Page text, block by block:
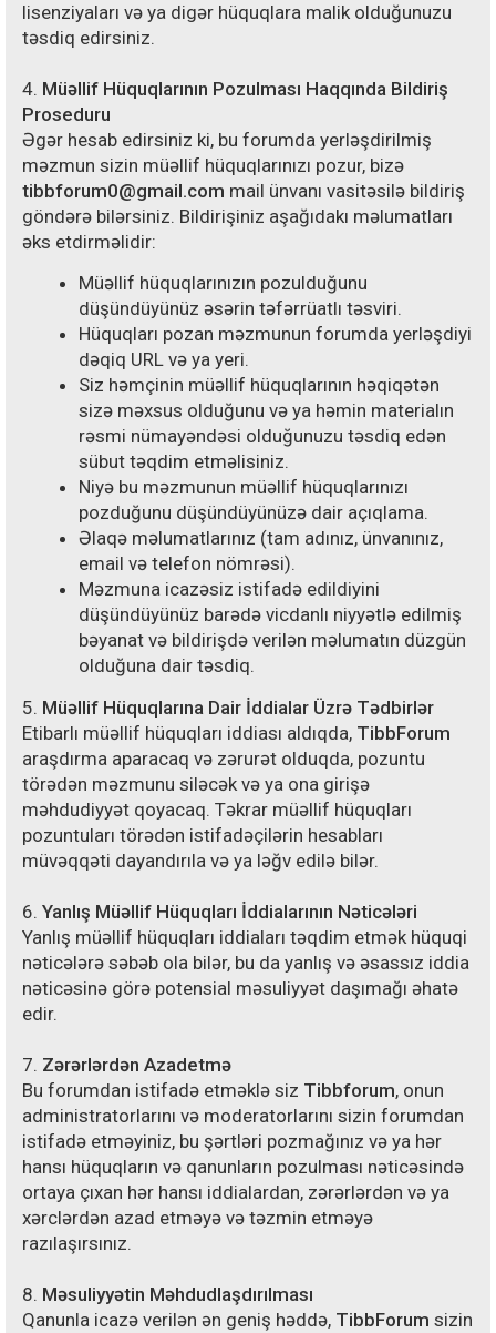
lisenziyaları və ya digər hüquqlara malik olduğunuzu
təsdiq edirsiniz.
4. Müəllif Hüquqlarının Pozulması Haqqında Bildiriş
Proseduru
Əgər hesab edirsiniz ki, bu forumda yerləşdirilmiş
məzmun sizin müəllif hüquqlarınızı pozur, bizə
tibbforum0@gmail.com mail ünvanı vasitəsilə bildiriş
göndərə bilərsiniz. Bildirişiniz aşağıdakı məlumatları
əks etdirməlidir:
Müəllif hüquqlarınızın pozulduğunu
düşündüyünüz əsərin təfərrüatlı təsviri.
Hüquqları pozan məzmunun forumda yerləşdiyi
dəqiq URL və ya yeri.
Siz həmçinin müəllif hüquqlarının həqiqətən
sizə məxsus olduğunu və ya həmin materialın
rəsmi nümayəndəsi olduğunuzu təsdiq edən
sübut təqdim etməlisiniz.
Niyə bu məzmunun müəllif hüquqlarınızı
pozduğunu düşündüyünüzə dair açıqlama.
Əlaqə məlumatlarınız (tam adınız, ünvanınız,
email və telefon nömrəsi).
Məzmuna icazəsiz istifadə edildiyini
düşündüyünüz barədə vicdanlı niyyətlə edilmiş
bəyanat və bildirişdə verilən məlumatın düzgün
olduğuna dair təsdiq.
5. Müəllif Hüquqlarına Dair İddialar Üzrə Tədbirlər
Etibarlı müəllif hüquqları iddiası aldıqda, TibbForum
araşdırma aparacaq və zərurət olduqda, pozuntu
törədən məzmunu siləcək və ya ona girişə
məhdudiyyət qoyacaq. Təkrar müəllif hüquqları
pozuntuları törədən istifadəçilərin hesabları
müvəqqəti dayandırıla və ya ləğv edilə bilər.
6. Yanlış Müəllif Hüquqları İddialarının Nəticələri
Yanlış müəllif hüquqları iddiaları təqdim etmək hüquqi
nəticələrə səbəb ola bilər, bu da yanlış və əsassız iddia
nəticəsinə görə potensial məsuliyyət daşımağı əhatə
edir.
7. Zərərlərdən Azadetmə
Bu forumdan istifadə etməklə siz Tibbforum, onun
administratorlarını və moderatorlarını sizin forumdan
istifadə etməyiniz, bu şərtləri pozmağınız və ya hər
hansı hüquqların və qanunların pozulması nəticəsində
ortaya çıxan hər hansı iddialardan, zərərlərdən və ya
xərclərdən azad etməyə və təzmin etməyə
razılaşırsınız.
8. Məsuliyyətin Məhdudlaşdırılması
Qanunla icazə verilən ən geniş həddə, TibbForum sizin